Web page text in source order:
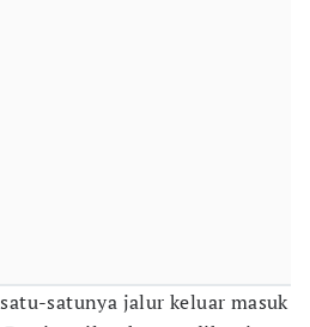
satunya jalur keluar masuk